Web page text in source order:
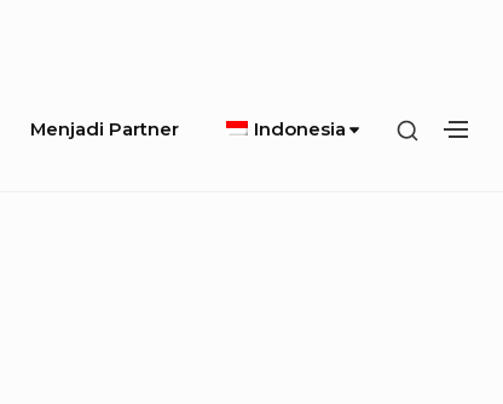
Menjadi Partner Indonesia
SHOW